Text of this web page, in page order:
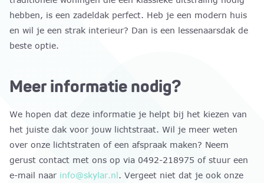
hebben, is een zadeldak perfect. Heb je een modern huis
en wil je een strak interieur? Dan is een lessenaarsdak de
beste optie.
Meer informatie nodig?
We hopen dat deze informatie je helpt bij het kiezen van
het juiste dak voor jouw lichtstraat. Wil je meer weten
over onze lichtstraten of een afspraak maken? Neem
gerust contact met ons op via 0492-218975 of stuur een
e-mail naar info@skylar.nl. Vergeet niet dat je ook onze